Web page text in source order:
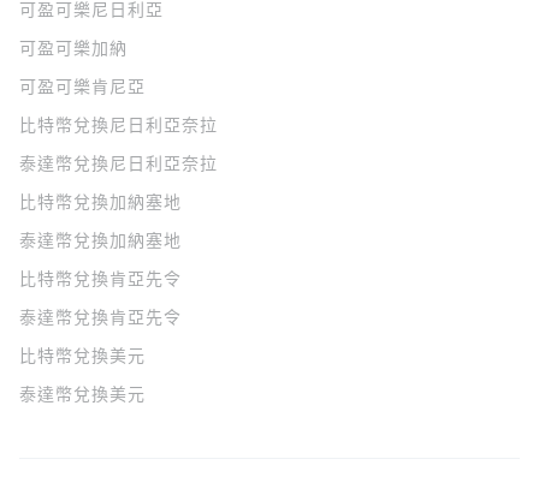
可盈可樂 尼日利亞
可盈可樂加納
可盈可樂肯尼亞
比特幣兌換尼日利亞奈拉
泰達幣兌換尼日利亞奈拉
比特幣兌換加納塞地
泰達幣兌換加納塞地
比特幣兌換肯亞先令
泰達幣兌換肯亞先令
比特幣兌換美元
泰達幣兌換美元